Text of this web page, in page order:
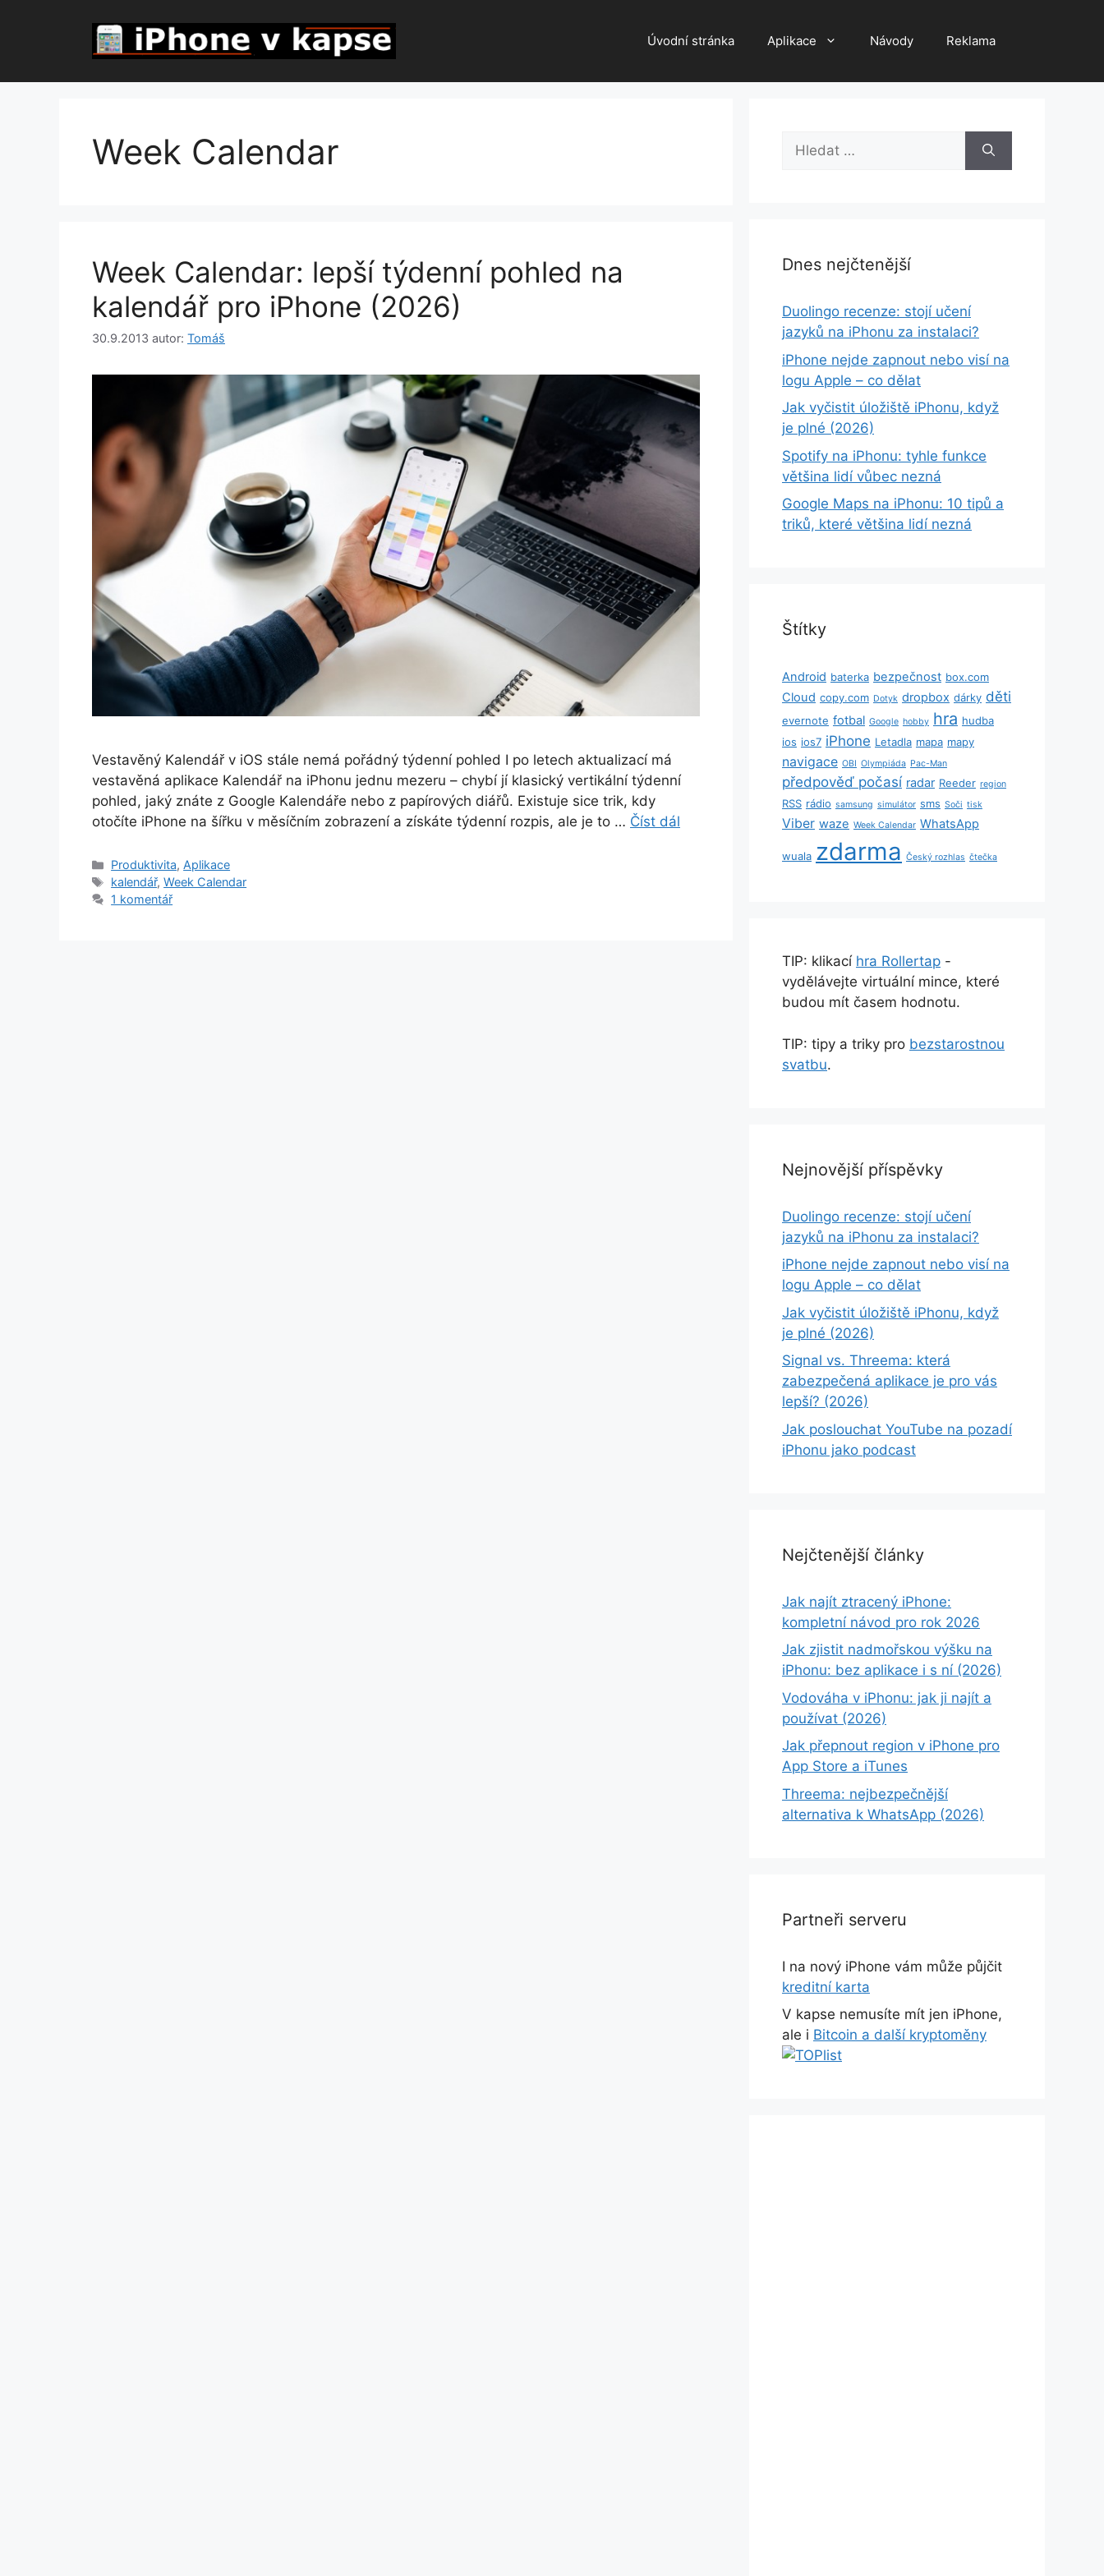
Úvodní stránka Aplikace Návody Reklama
Week Calendar
Week Calendar: lepší týdenní pohled na
kalendář pro iPhone (2026)
30.9.2013 autor: Tomáš
Vestavěný Kalendář v iOS stále nemá pořádný týdenní pohled I po letech aktualizací má
vestavěná aplikace Kalendář na iPhonu jednu mezeru – chybí jí klasický vertikální týdenní
pohled, jaký znáte z Google Kalendáře nebo z papírových diářů. Existuje sice trik, kdy
otočíte iPhone na šířku v měsíčním zobrazení a získáte týdenní rozpis, ale je to … Číst dál
Rubriky
Produktivita, Aplikace
Štítky
kalendář,Week Calendar
1 komentář
Hledat:
Dnes nejčtenější
Duolingo recenze: stojí učení
jazyků na iPhonu za instalaci?
iPhone nejde zapnout nebo visí na
logu Apple – co dělat
Jak vyčistit úložiště iPhonu, když
je plné (2026)
Spotify na iPhonu: tyhle funkce
většina lidí vůbec nezná
Google Maps na iPhonu: 10 tipů a
triků, které většina lidí nezná
Štítky
Android baterka bezpečnost box.com
Cloud copy.com Dotyk dropbox dárky děti
evernote fotbal Google hobby hra hudba
ios ios7 iPhone Letadla mapa mapy
navigace OBI Olympiáda Pac-Man
předpověď počasí radar Reeder region
RSS rádio samsung simulátor sms Soči tisk
Viber waze Week Calendar WhatsApp
wuala zdarma Český rozhlas čtečka
TIP: klikací hra Rollertap -
vydělávejte virtuální mince, které
budou mít časem hodnotu.
TIP: tipy a triky pro bezstarostnou
svatbu.
Nejnovější příspěvky
Duolingo recenze: stojí učení
jazyků na iPhonu za instalaci?
iPhone nejde zapnout nebo visí na
logu Apple – co dělat
Jak vyčistit úložiště iPhonu, když
je plné (2026)
Signal vs. Threema: která
zabezpečená aplikace je pro vás
lepší? (2026)
Jak poslouchat YouTube na pozadí
iPhonu jako podcast
Nejčtenější články
Jak najít ztracený iPhone:
kompletní návod pro rok 2026
Jak zjistit nadmořskou výšku na
iPhonu: bez aplikace i s ní (2026)
Vodováha v iPhonu: jak ji najít a
používat (2026)
Jak přepnout region v iPhone pro
App Store a iTunes
Threema: nejbezpečnější
alternativa k WhatsApp (2026)
Partneři serveru
I na nový iPhone vám může půjčit
kreditní karta
V kapse nemusíte mít jen iPhone,
ale i Bitcoin a další kryptoměny